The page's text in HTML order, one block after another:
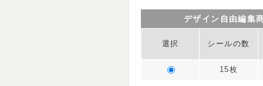
デザイン自由編集
選択 シールの数
15枚